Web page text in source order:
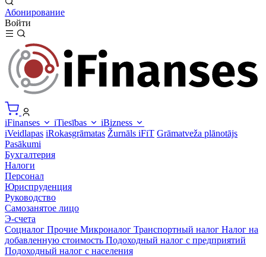
Абонирование
Войти
iFinanses iTiesības
iBizness
iVeidlapas iRokasgrāmatas Žurnāls iFiT Grāmatveža plānotājs
Pasākumi
Бухгалтерия
Налоги
Персонал
Юриспруденция
Руководство
Самозанятое лицо
Э-счета
Соцналог Прочие Микроналог Транспортный налог Налог на
добавленную стоимость Подоходный налог с предприятий
Подоходный налог с населения